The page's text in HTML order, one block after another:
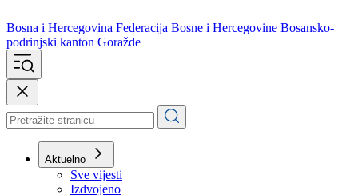
Bosna i Hercegovina
podrinjski kanton Goražde